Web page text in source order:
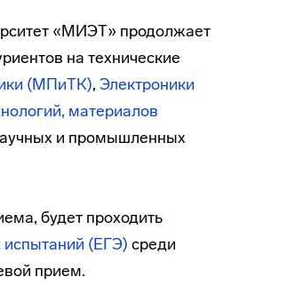
«МИЭТ» продолжает
на технические
(МПиТК), Электроники
материалов
и промышленных
будет проходить
испытаний (ЕГЭ) среди
прием.